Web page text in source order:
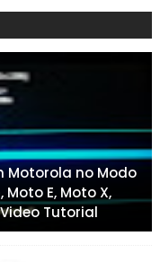
Motorola no Modo
E, Moto X,
Tutorial